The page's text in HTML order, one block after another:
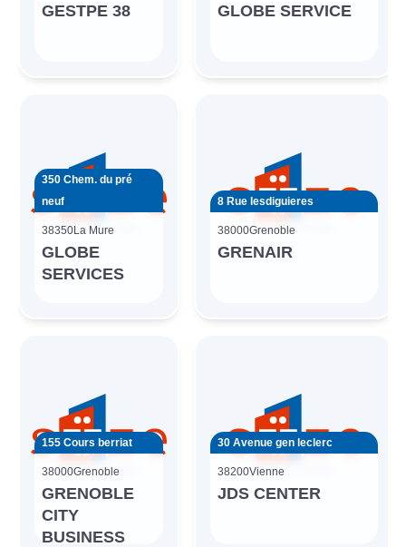
GESTPE 38 GLOBE SERVICE
350 Chem. du pré
neuf
38350La Mure
GLOBE
SERVICES
8 Rue lesdiguieres
38000Grenoble
GRENAIR
155 Cours berriat
38000Grenoble
GRENOBLE
CITY
BUSINESS
30 Avenue gen leclerc
38200Vienne
JDS CENTER